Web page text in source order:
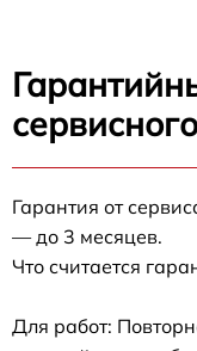
Гарантия от
— до 3 месяцев.
Что считается
Для работ: